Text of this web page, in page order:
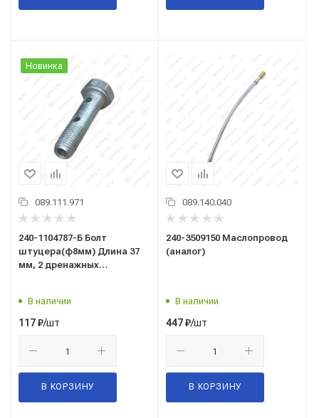
Новинка
089.111.971
240-1104787-Б Болт
штуцера(ф8мм) Длина 37
мм, 2 дренажных
В наличии
117₽/шт
В КОРЗИНУ
089.140.040
240-3509150 Маслопровод
(аналог)
В наличии
447₽/шт
В КОРЗИНУ